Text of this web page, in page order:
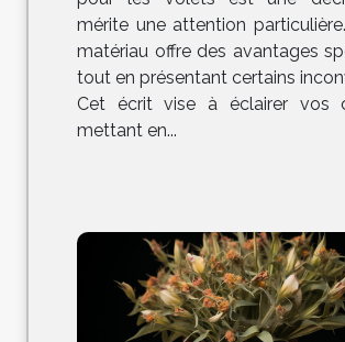
mérite une attention
matériau offre des avantages
tout en présentant certains
Cet écrit vise à éclairer vos
mettant en...